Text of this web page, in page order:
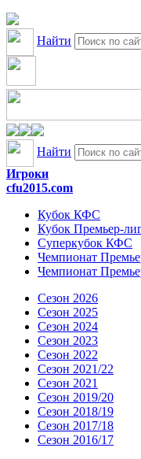
Найти
Найти
Игроки
cfu2015.com
Кубок КФС
Кубок Премьер-
Суперкубок КФС
Чемпионат
Чемпионат
Сезон 2026
Сезон 2025
Сезон 2024
Сезон 2023
Сезон 2022
Сезон 2021/22
Сезон 2021
Сезон 2019/20
Сезон 2018/19
Сезон 2017/18
Сезон 2016/17